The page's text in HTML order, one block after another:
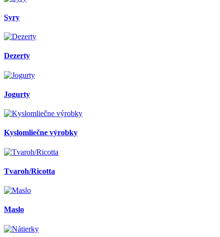
Syry
Dezerty
Jogurty
Kyslomliečne výrobky
Tvaroh/Ricotta
Maslo